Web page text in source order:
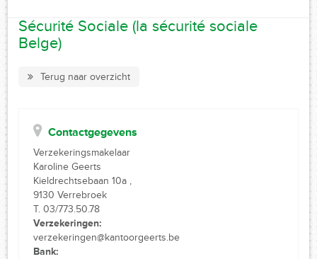
Sécurité Sociale (la sécurité sociale
Belge)
Terug naar overzicht
Contactgegevens
Verzekeringsmakelaar
Karoline Geerts
Kieldrechtsebaan 10a ,
9130 Verrebroek
T. 03/773.50.78
Verzekeringen:
verzekeringen@kantoorgeerts.be
Bank: